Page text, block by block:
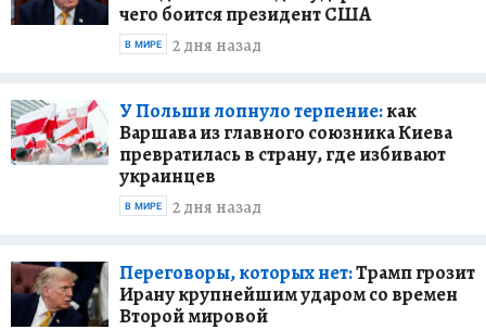
чего боится президент США
2 дня назад
В МИРЕ
У Польши лопнуло терпение:как
Варшава из главного союзника Киева
превратилась в страну, где избивают
украинцев
2 дня назад
В МИРЕ
Переговоры, которых нет:Трамп грозит
Ирану крупнейшим ударом со времен
Второй мировой